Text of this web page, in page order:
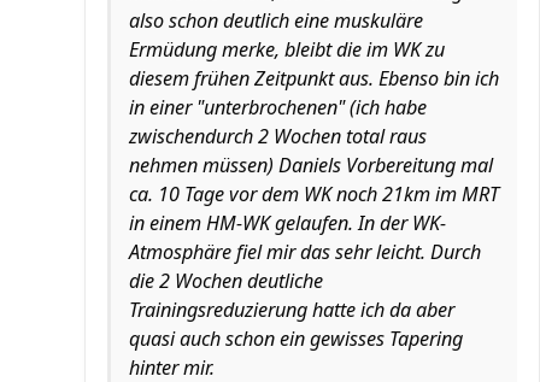
also schon deutlich eine muskuläre
Ermüdung merke, bleibt die im WK zu
diesem frühen Zeitpunkt aus. Ebenso bin ich
in einer "unterbrochenen" (ich habe
zwischendurch 2 Wochen total raus
nehmen müssen) Daniels Vorbereitung mal
ca. 10 Tage vor dem WK noch 21km im MRT
in einem HM-WK gelaufen. In der WK-
Atmosphäre fiel mir das sehr leicht. Durch
die 2 Wochen deutliche
Trainingsreduzierung hatte ich da aber
quasi auch schon ein gewisses Tapering
hinter mir.